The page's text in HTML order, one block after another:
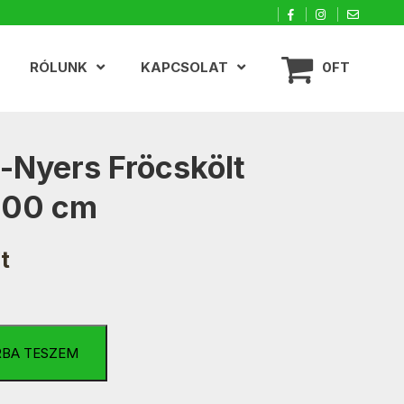
RÓLUNK KAPCSOLAT 0FT
Nyers Fröcskölt
cm
TESZEM